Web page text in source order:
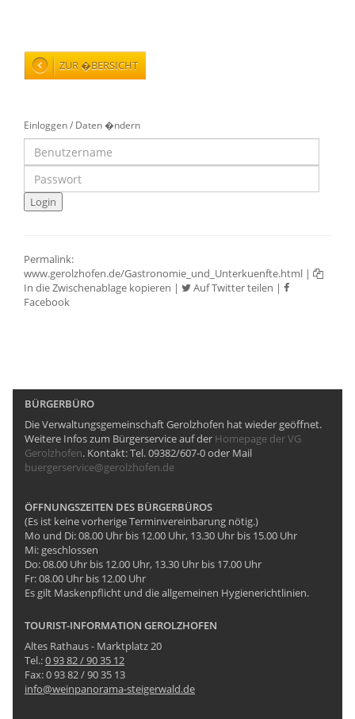
ZUR �BERSICHT
Einloggen / Daten �ndern
Permalink:
www.gerolzhofen.de/Gastronomie_und_Unterkuenfte.html |
In die Zwischenablage kopieren | Auf Twitter teilen |
Facebook
BÜRGERBÜRO
Die Verwaltungsgemeinschaft Gerolzhofen hat wieder geöffnet.
Weitere Infos zum Bürgerservice auf der Homepage der VG
Gerolzhofen. Kontakt: Tel. 09382/607-0 oder Mail
buergerservice@gerolzhofen.de
ÖFFNUNGSZEITEN DES BÜRGERBÜROS
(Es ist keine vorherige Terminvereinbarung nötig.)
Mo und Di: 08.00 Uhr bis 12.00 Uhr, 13.30 Uhr bis 15.00 Uhr
Mi: geschlossen
Do: 08.00 Uhr bis 12.00 Uhr, 13.30 Uhr bis 17.00 Uhr
Fr: 08.00 Uhr bis 12.00 Uhr
Es gilt Maskenpflicht und die allgemeinen Hygienerichtlinien.
TOURIST-INFORMATION GEROLZHOFEN
Altes Rathaus - Marktplatz 20
Tel.:0 93 82 / 90 35 12
Fax: 0 93 82 / 90 35 13
info@weinpanorama-steigerwald.de